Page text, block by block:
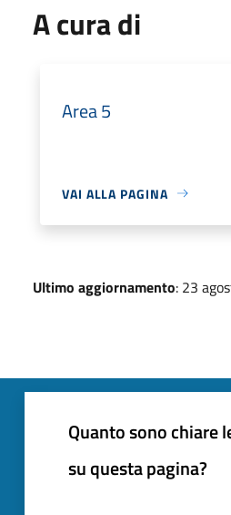
A cura di
Area 5
VAI ALLA PAGINA
Ultimo aggiornamento: 23
Quanto sono chiare
su questa pagina?